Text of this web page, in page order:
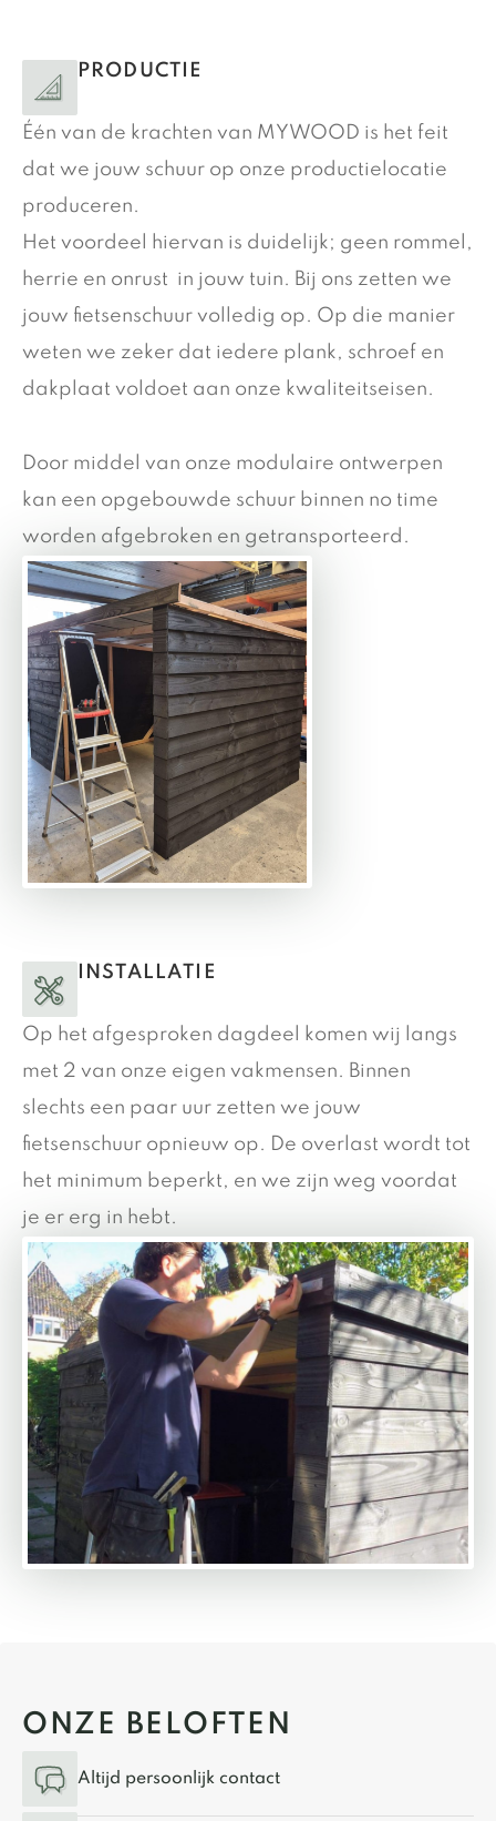
PRODUCTIE
Één van de krachten van MYWOOD is het feit
dat we jouw schuur op onze productielocatie
produceren.
Het voordeel hiervan is duidelijk; geen rommel,
herrie en onrust in jouw tuin. Bij ons zetten we
jouw fietsenschuur volledig op. Op die manier
weten we zeker dat iedere plank, schroef en
dakplaat voldoet aan onze kwaliteitseisen.
Door middel van onze modulaire ontwerpen
kan een opgebouwde schuur binnen no time
worden afgebroken en getransporteerd.
INSTALLATIE
Op het afgesproken dagdeel komen wij langs
met 2 van onze eigen vakmensen. Binnen
slechts een paar uur zetten we jouw
fietsenschuur opnieuw op. De overlast wordt tot
het minimum beperkt, en we zijn weg voordat
je er erg in hebt.
ONZE BELOFTEN
Altijd persoonlijk contact